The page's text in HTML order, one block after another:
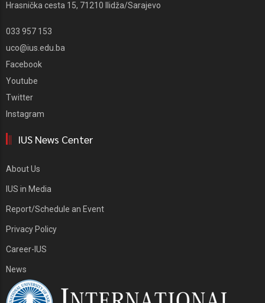
Hrasnička cesta 15, 71210 Ilidža/Sarajevo
033 957 153
uco@ius.edu.ba
Facebook
Youtube
Twitter
Instagram
IUS News Center
About Us
IUS in Media
Report/Schedule an Event
Privacy Policy
Career-IUS
News